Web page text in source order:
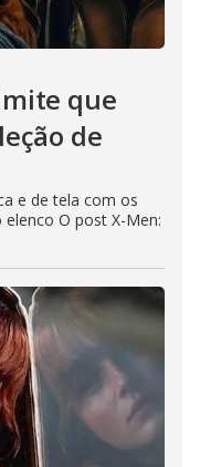
que
de
e de tela com os
O post X-Men: